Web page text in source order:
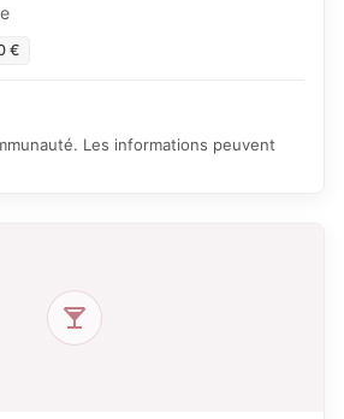
€
Les informations peuvent